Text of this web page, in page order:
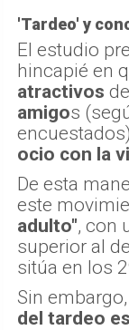
'Tardeo' y
El estudio
hincapié en
atractivos
amigos
ocio con la
De esta
este
adulto", con
superior al
sitúa en los
Sin
del tardeo